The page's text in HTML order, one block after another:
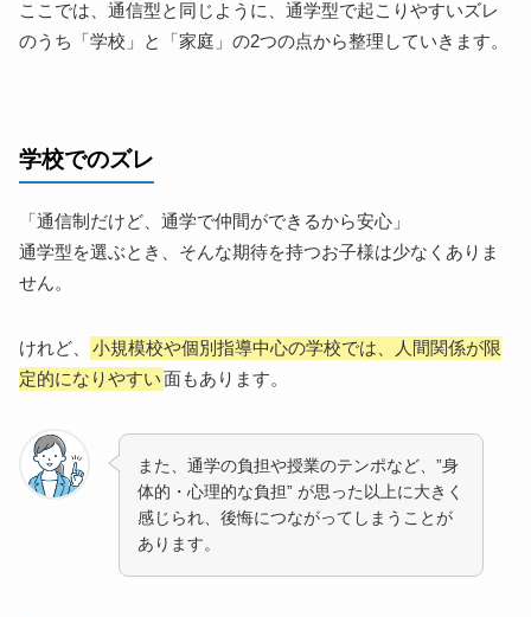
ここでは、通信型と同じように、通学型で起こりやすいズレ
のうち「学校」と「家庭」の2つの点から整理していきます。
学校でのズレ
「通信制だけど、通学で仲間ができるから安心」
通学型を選ぶとき、そんな期待を持つお子様は少なくありま
せん。
けれど、
小規模校や個別指導中心の学校では、人間関係が限
定的になりやすい面もあります。
また、通学の負担や授業のテンポなど、”身
体的・心理的な負担” が思った以上に大きく
感じられ、後悔につながってしまうことが
あります。